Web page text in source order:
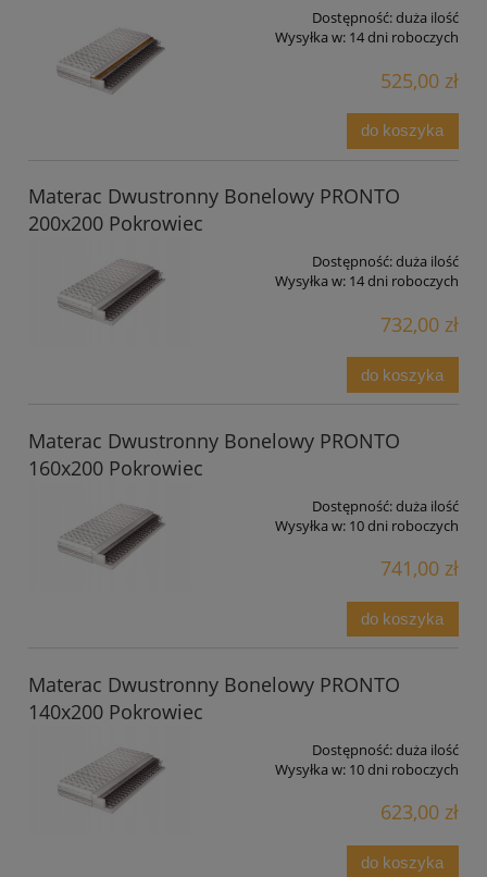
Dostępność:duża ilość
Wysyłka w: 14 dni roboczych
525,00 zł
do koszyka
Materac Dwustronny Bonelowy PRONTO
200x200 Pokrowiec
Dostępność:duża ilość
Wysyłka w: 14 dni roboczych
732,00 zł
do koszyka
Materac Dwustronny Bonelowy PRONTO
160x200 Pokrowiec
Dostępność:duża ilość
Wysyłka w: 10 dni roboczych
741,00 zł
do koszyka
Materac Dwustronny Bonelowy PRONTO
140x200 Pokrowiec
Dostępność:duża ilość
Wysyłka w: 10 dni roboczych
623,00 zł
do koszyka